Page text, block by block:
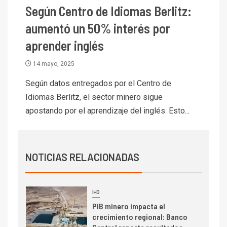
Según Centro de Idiomas Berlitz:
aumentó un 50% interés por
aprender inglés
14 mayo, 2025
Según datos entregados por el Centro de
Idiomas Berlitz, el sector minero sigue
apostando por el aprendizaje del inglés. Esto...
NOTICIAS RELACIONADAS
7 I+D
Codelco reporta Ebitda de US$
6.670 millones y mejora sus
indicadores financieros
Codelco Ventanas prueba
camión 100% eléctrico para
transportar cátodos al Puerto
de San Antonio
Producción minera en mayo de
2026 cae 10,6%
3 I+D
PIB minero impacta el
crecimiento regional: Banco